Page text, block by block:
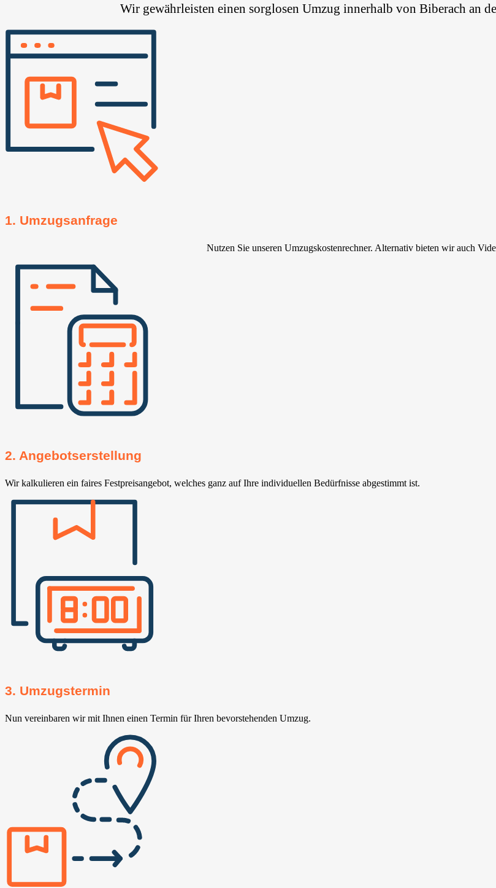
Wir gewährleisten einen sorglosen Umzug innerhalb von Biberach an
1. Umzugsanfrage
Nutzen Sie unseren Umzugskostenrechner. Alternativ bieten wir auch
2. Angebotserstellung
Wir kalkulieren ein faires Festpreisangebot, welches ganz auf Ihre individuellen Bedürfnisse abgestimmt ist.
3. Umzugstermin
Nun vereinbaren wir mit Ihnen einen Termin für Ihren bevorstehenden Umzug.